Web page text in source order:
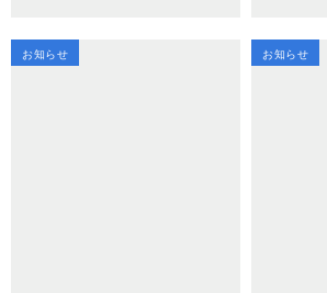
お知らせ お知らせ